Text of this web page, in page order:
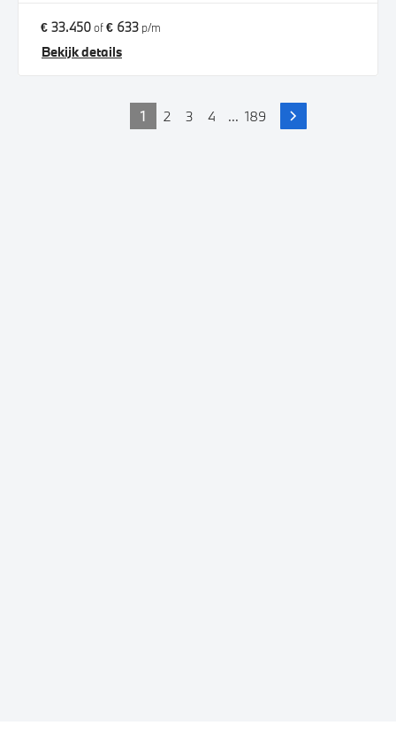
€ 33.450of€ 633 p/m
Bekijk details
1 2 3 4 ... 189